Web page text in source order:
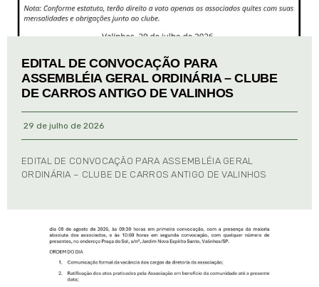
EDITAL DE CONVOCAÇÃO PARA
ASSEMBLÉIA GERAL ORDINÁRIA – CLUBE
DE CARROS ANTIGO DE VALINHOS
29 de julho de 2026
EDITAL DE CONVOCAÇÃO PARA ASSEMBLÉIA GERAL
ORDINÁRIA – CLUBE DE CARROS ANTIGO DE VALINHOS